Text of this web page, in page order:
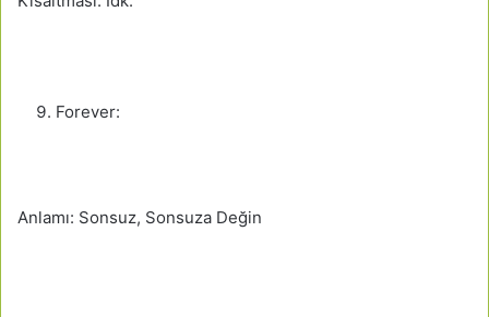
Forever:
Anlamı: Sonsuz, Sonsuza Değin